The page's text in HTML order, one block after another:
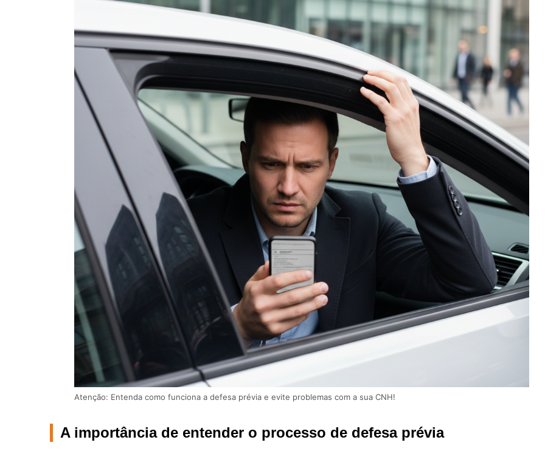
Atenção: Entenda como funciona a defesa prévia e evite problemas com a sua CNH!
A importância de entender o processo de defesa prévia